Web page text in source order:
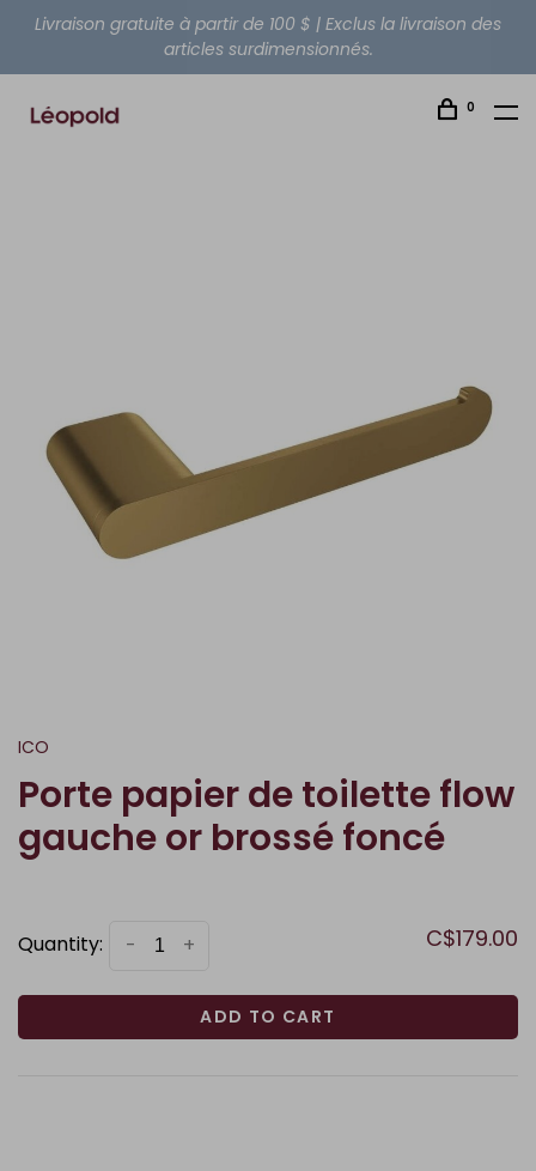
Livraison gratuite à partir de 100 $ | Exclus la livraison des
articles surdimensionnés.
0
ICO
Porte papier de toilette flow
gauche or brossé foncé
Quantity: +
- C$179.00
ADD TO CART